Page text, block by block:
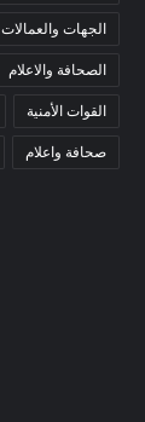
الجهات والعمالات
الصحافة والاعلام
القوات الأمنية
صحافة واعلام